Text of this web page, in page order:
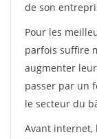
de son
Pour les
parfois suffire
augmenter
passer par un
le secteur du
Avant internet,